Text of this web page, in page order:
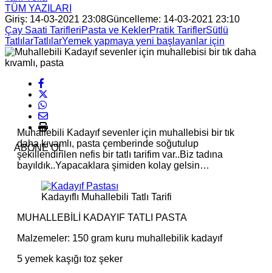
TÜM YAZILARI
Giriş: 14-03-2021 23:08Güncelleme: 14-03-2021 23:10
Çay Saati TarifleriPasta ve KeklerPratik TariflerSütlü
TatlılarTatlılarYemek yapmaya yeni başlayanlar için
ABONE OL
Muhallebili Kadayıf sevenler için muhallebisi bir tık
daha kıvamlı, pasta çemberinde soğutulup
şekillendirilen nefis bir tatlı tarifim var..Biz tadına
bayıldık..Yapacaklara şimiden kolay gelsin…
Kadayıflı Muhallebili Tatlı Tarifi
MUHALLEBİLİ KADAYIF TATLI PASTA
Malzemeler: 150 gram kuru muhallebilik kadayıf
5 yemek kaşığı toz şeker